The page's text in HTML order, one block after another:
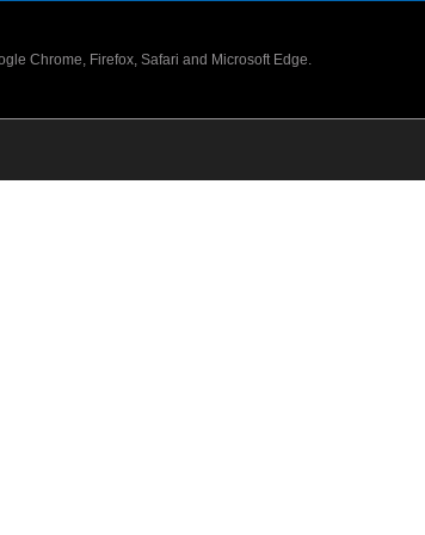
Chrome, Firefox, Safari and Microsoft Edge.